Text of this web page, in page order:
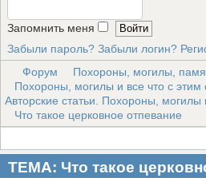
Запомнить меня
Забыли пароль? Забыли логин?
Форум
Похороны, могилы,
Похороны, могилы и все что с этим
Авторские статьи. Похороны, могилы
Что такое церковное отпевание
ТЕМА: Что такое